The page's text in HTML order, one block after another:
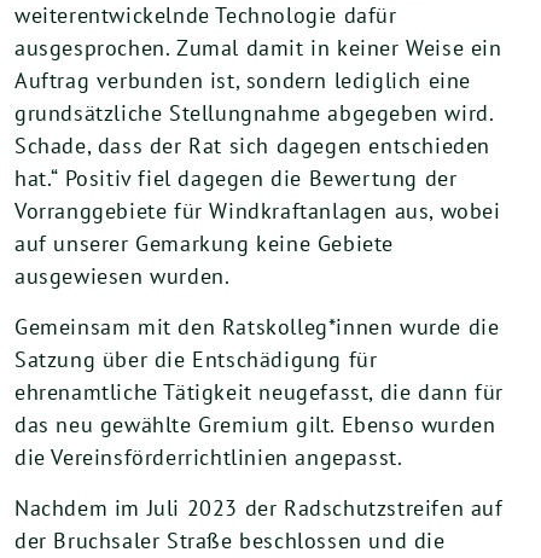
weiterentwickelnde Technologie dafür
ausgesprochen. Zumal damit in keiner Weise ein
Auftrag verbunden ist, sondern lediglich eine
grundsätzliche Stellungnahme abgegeben wird.
Schade, dass der Rat sich dagegen entschieden
hat.“ Positiv fiel dagegen die Bewertung der
Vorranggebiete für Windkraftanlagen aus, wobei
auf unserer Gemarkung keine Gebiete
ausgewiesen wurden.
Gemeinsam mit den Ratskolleg*innen wurde die
Satzung über die Entschädigung für
ehrenamtliche Tätigkeit neugefasst, die dann für
das neu gewählte Gremium gilt. Ebenso wurden
die Vereinsförderrichtlinien angepasst.
Nachdem im Juli 2023 der Radschutzstreifen auf
der Bruchsaler Straße beschlossen und die